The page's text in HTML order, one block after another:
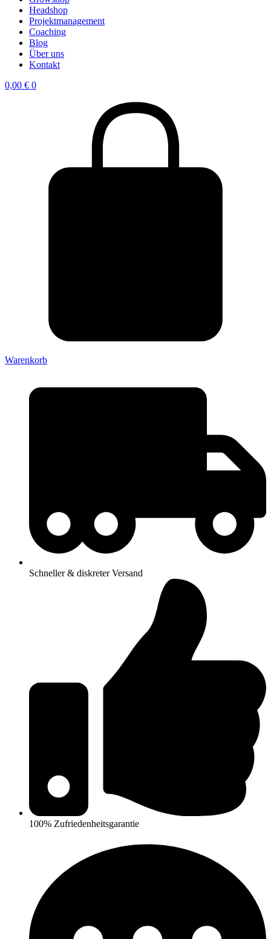
Headshop
Projektmanagement
Coaching
Blog
Über uns
Kontakt
0,00 € 0
Warenkorb
Schneller & diskreter Versand
100% Zufriedenheitsgarantie